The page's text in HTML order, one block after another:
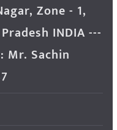
Zone - 1,
INDIA ---
Mr. Sachin